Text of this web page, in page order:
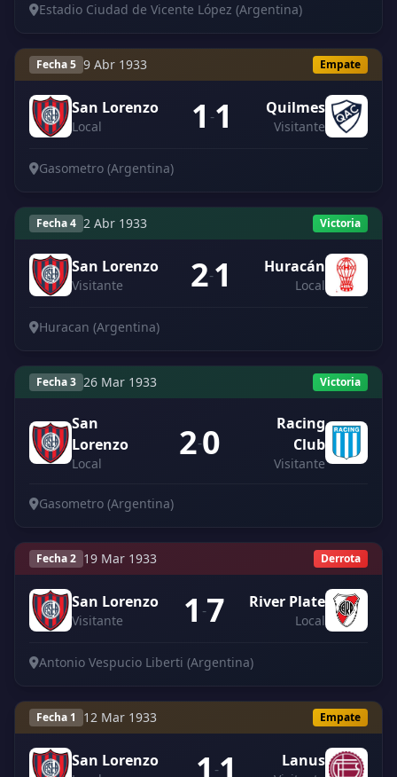
Estadio Ciudad de Vicente López (Argentina)
Fecha 5 9 Abr 1933 Empate
San Lorenzo
Local 1 -1 Quilmes
Visitante
Gasometro (Argentina)
Fecha 4 2 Abr 1933 Victoria
San Lorenzo
Visitante 2-1 Huracán
Local
Huracan (Argentina)
Fecha 3 26 Mar 1933 Victoria
San
Lorenzo
Local 2-0
Racing
Club
Visitante
Gasometro (Argentina)
Fecha 2 19 Mar 1933 Derrota
San Lorenzo
Visitante 1 -7 River Plate
Local
Antonio Vespucio Liberti (Argentina)
Fecha 1 12 Mar 1933 Empate
San Lorenzo - Lanus